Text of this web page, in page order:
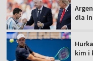
dla
kim i